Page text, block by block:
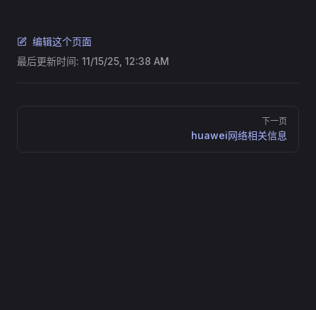
编辑这个页面
最后更新时间: 11/15/25, 12:38 AM
下一页
huawei网络相关信息